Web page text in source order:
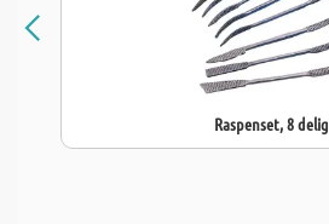
Raspenset, 8 delig